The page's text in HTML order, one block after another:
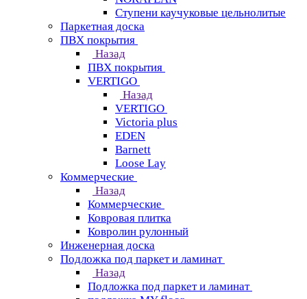
Ступени каучуковые цельнолитые
Паркетная доска
ПВХ покрытия
Назад
ПВХ покрытия
VERTIGO
Назад
VERTIGO
Victoria plus
EDEN
Barnett
Loose Lay
Коммерческие
Назад
Коммерческие
Ковровая плитка
Ковролин рулонный
Инженерная доска
Подложка под паркет и ламинат
Назад
Подложка под паркет и ламинат